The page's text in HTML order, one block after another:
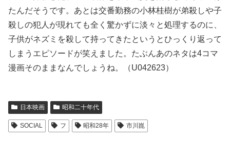
たんだそうです。あとは交番勤務の小林桂樹が弟殺しや子
殺しの犯人が現れても全く驚かずに淡々と処理するのに、
子供がネズミを殺して持ってきたというとひっくり返って
しまうエピソードが笑えました。たぶんあのネタは4コマ
漫画そのままなんでしょうね。（U042623）
日本映画 昭和二十年代
SOCIAL フ 昭和28年 市川崑